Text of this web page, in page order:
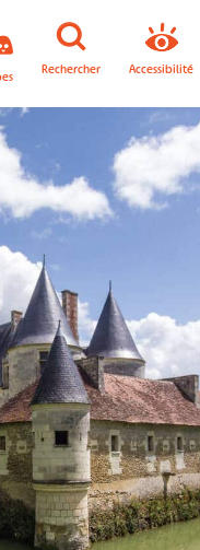
Rechercher Accessibilité